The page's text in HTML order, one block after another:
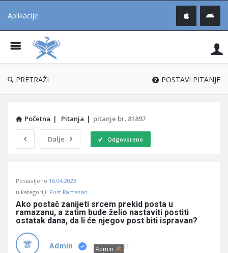
Aplikacije
®
PRETRAŽI POSTAVI PITANJE
Početna | Pitanja | pitanje br. 81897
Dalje Odgovoreno
Učene
Latest
Pitanja
Postavljeno 16.04.2023
u kategoriji: Post Ramazan
Ako postač zanijeti srcem prekid posta u
ramazanu, a zatim bude želio nastaviti postiti
ostatak dana, da li će njegov post biti ispravan?
Admin Admin IT